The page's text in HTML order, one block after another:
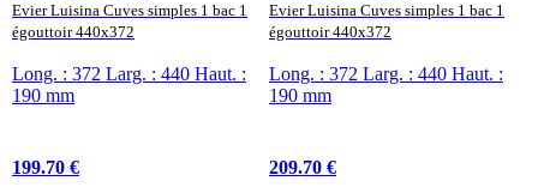
Evier Luisina Cuves simples 1 bac 1
égouttoir 440x372
Long. : 372 Larg. : 440 Haut. :
190 mm
199.70 €
Evier Luisina Cuves simples 1 bac 1
égouttoir 440x372
Long. : 372 Larg. : 440 Haut. :
190 mm
209.70 €